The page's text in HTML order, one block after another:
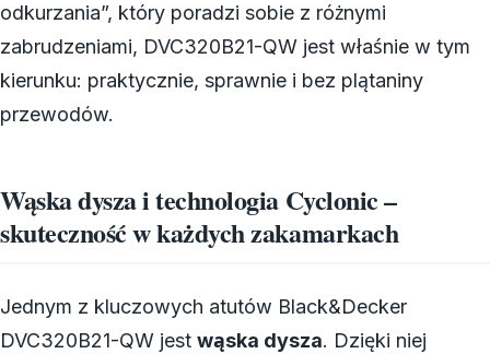
odkurzania”, który poradzi sobie z różnymi
zabrudzeniami, DVC320B21-QW jest właśnie w tym
kierunku: praktycznie, sprawnie i bez plątaniny
przewodów.
Wąska dysza i technologia Cyclonic –
skuteczność w każdych zakamarkach
Jednym z kluczowych atutów Black&Decker
DVC320B21-QW jest wąska dysza. Dzięki niej